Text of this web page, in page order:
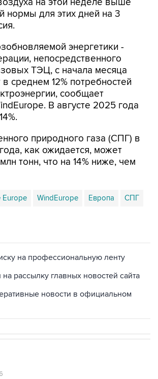
на этой неделе выше
нормы для этих дней на 3
энергетики -
непосредственного
ТЭЦ, с начала месяца
среднем 12% потребностей
сообщает
В августе 2025 года
природного газа (СПГ) в
как ожидается, может
тонн, что на 14% ниже, чем
Europe WindEurope Европа СПГ
на профессиональную ленту
на рассылку главных новостей сайта
новости в официальном